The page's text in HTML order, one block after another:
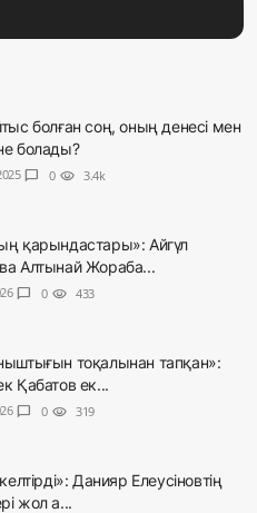
болған соң, оның денесі мен
болады?
chat_bubble 0 visibility 3.4k
қарындастары»: Айгүл
Алтынай Жораба...
chat_bubble 0 visibility 433
тоқалынан тапқан»:
Қабатов ек...
chat_bubble 0 visibility 319
Данияр Елеусіновтің
жол а...